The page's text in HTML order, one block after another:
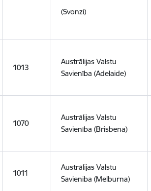
(Svonzi)
1013
Austrālijas Valstu
Savienība (Adelaide)
1070
Austrālijas Valstu
Savienība (Brisbena)
1011
Austrālijas Valstu
Savienība (Melburna)